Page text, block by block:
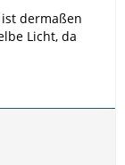
dermaßen
Licht, da